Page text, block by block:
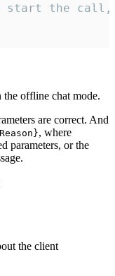
start the
the offline chat mode.
are correct. And
, where
parameters, or the
the client